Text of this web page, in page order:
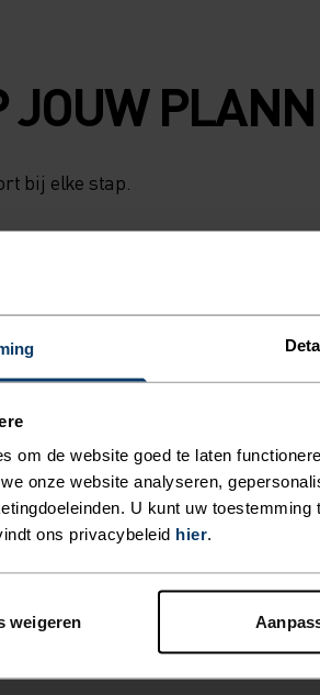
om de website goed te laten
onze website analyseren,
U kunt uw toestemming
ons privacybeleid hier.
weigeren
JOUW
bij elke stap.